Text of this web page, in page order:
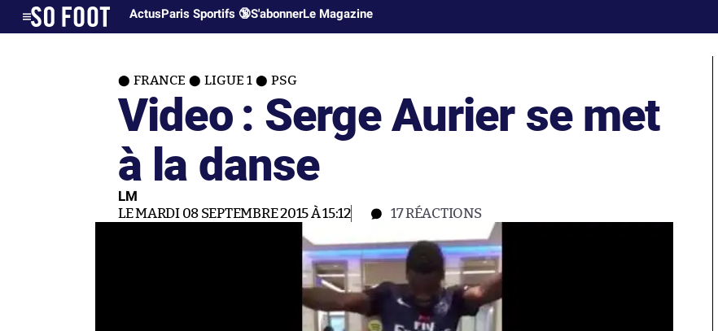
ActusParis Sportifs 🔞S'abonnerLe Magazine
FRANCE LIGUE 1 PSG
Video : Serge Aurier se met
à la danse
LM
LE MARDI 08 SEPTEMBRE 2015 À 15:12 17RÉACTIONS